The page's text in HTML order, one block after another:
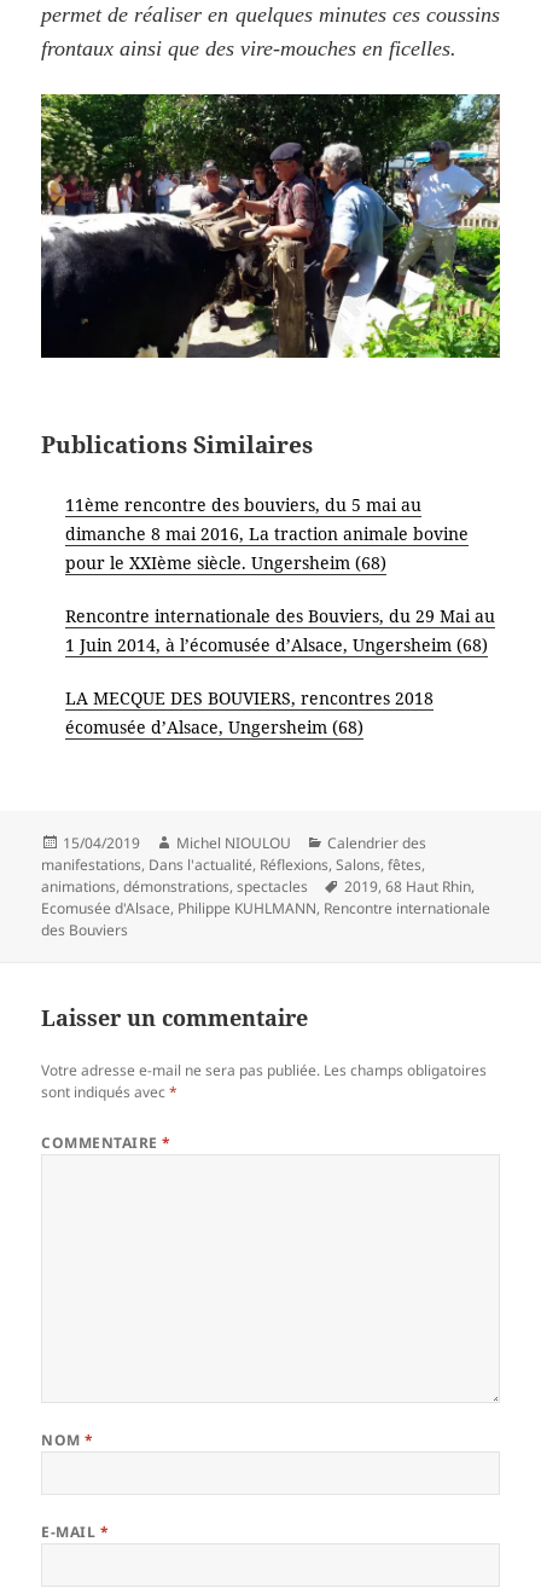
permet de réaliser en quelques minutes ces coussins
frontaux ainsi que des vire-mouches en ficelles.
Publications Similaires
11ème rencontre des bouviers, du 5 mai au
dimanche 8 mai 2016, La traction animale bovine
pour le XXIème siècle. Ungersheim (68)
Rencontre internationale des Bouviers, du 29 Mai au
1 Juin 2014, à l’écomusée d’Alsace, Ungersheim (68)
LA MECQUE DES BOUVIERS, rencontres 2018
écomusée d’Alsace, Ungersheim (68)
Publié
le
15/04/2019 Auteur
Michel NIOULOU Catégories
Calendrier des
manifestations, Dans l'actualité, Réflexions,Salons, fêtes,
animations, démonstrations, spectacles
Mots-
clés
2019,68 Haut Rhin,
Ecomusée d'Alsace, Philippe KUHLMANN, Rencontre internationale
des Bouviers
Laisser un commentaire
Votre adresse e-mail ne sera pas publiée. Les champs obligatoires
sont indiqués avec*
COMMENTAIRE*
NOM*
E-MAIL *